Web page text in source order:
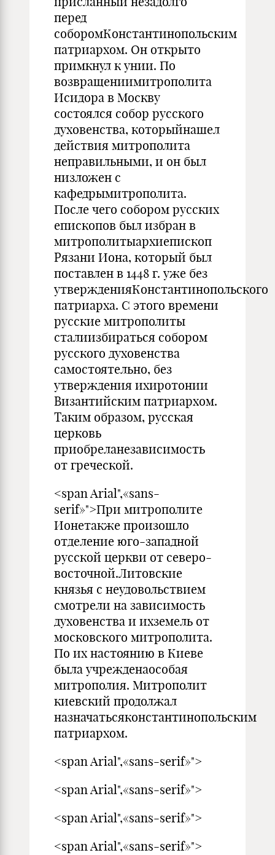
перед
соборомКонстантинопольским
патриархом. Он открыто
примкнул к унии. По
возвращениимитрополита
Исидора в Москву
состоялся собор русского
духовенства, которыйнашел
действия митрополита
неправильными, и он был
низложен с
кафедрымитрополита.
После чего собором русских
епископов был избран в
митрополитыархиепископ
Рязани Иона, который был
поставлен в 1448 г. уже без
утвержденияКонстантинопольского
патриарха. С этого времени
русские митрополиты
сталиизбираться собором
русского духовенства
самостоятельно, без
утверждения ихиротонии
Византийским патриархом.
Таким образом, русская
церковь
приобреланезависимость
от греческой.
<span Arial",«sans-
serif»">При митрополите
Ионетакже произошло
отделение юго-западной
русской церкви от северо-
восточной.Литовские
князья с неудовольствием
смотрели на зависимость
духовенства и ихземель от
московского митрополита.
По их настоянию в Киеве
была учрежденаособая
митрополия. Митрополит
киевский продолжал
назначатьсяконстантинопольским
патриархом.
<span Arial",«sans-serif»">
<span Arial",«sans-serif»">
<span Arial",«sans-serif»">
<span Arial",«sans-serif»">